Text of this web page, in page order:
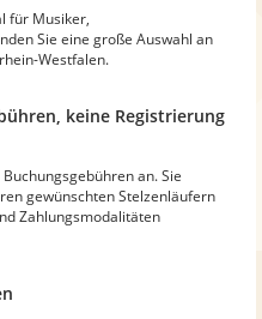
für Musiker,
Sie eine große Auswahl an
Westfalen.
keine Registrierung
an. Sie
gewünschten Stelzenläufern
Zahlungsmodalitäten